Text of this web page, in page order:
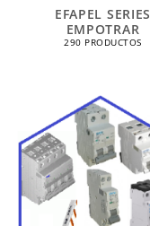
EFAPEL SERIES
EMPOTRAR
290 PRODUCTOS